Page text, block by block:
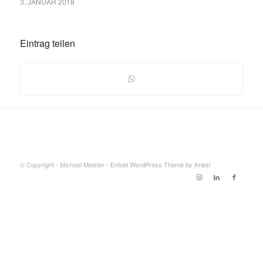
Eintrag teilen
© Copyright - Michael Meister - Enfold WordPress Theme by Kriesi